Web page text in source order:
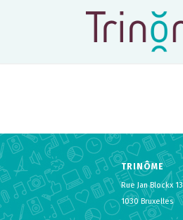
TRINÔME
Rue Jan Blockx 13
1030 Bruxelles